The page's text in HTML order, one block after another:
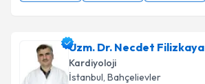
Uzm. Dr. Necdet Filizkaya
Kardiyoloji
İstanbul, Bahçelievler